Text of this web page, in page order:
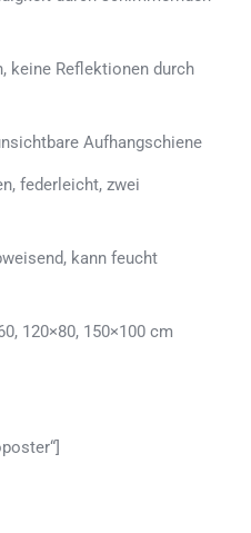
keine Reflektionen durch
Aufhangschiene
federleicht, zwei
kann feucht
120×80, 150×100 cm